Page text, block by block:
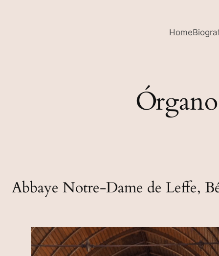
Home
Abbaye Notre-Dame de Leffe,